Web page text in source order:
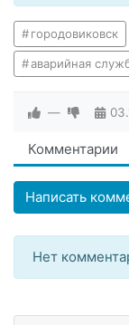
городовиковск
аварийная
—
Комментарии
Написать
Нет